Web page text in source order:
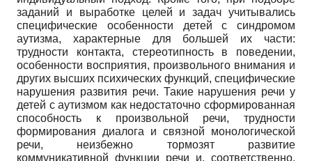
заданий и выработке целей и задач учитывались
специфические особенности детей с синдромом
аутизма, характерные для большей их части:
трудности контакта, стереотипность в поведении,
особенности восприятия, произвольного внимания и
других высших психических функций, специфические
нарушения развития речи. Такие нарушения речи у
детей с аутизмом как недостаточно сформированная
способность к произвольной речи, трудности
формирования диалога и связной монологической
речи, неизбежно тормозят развитие
коммуникативной функции речи и, соответственно,